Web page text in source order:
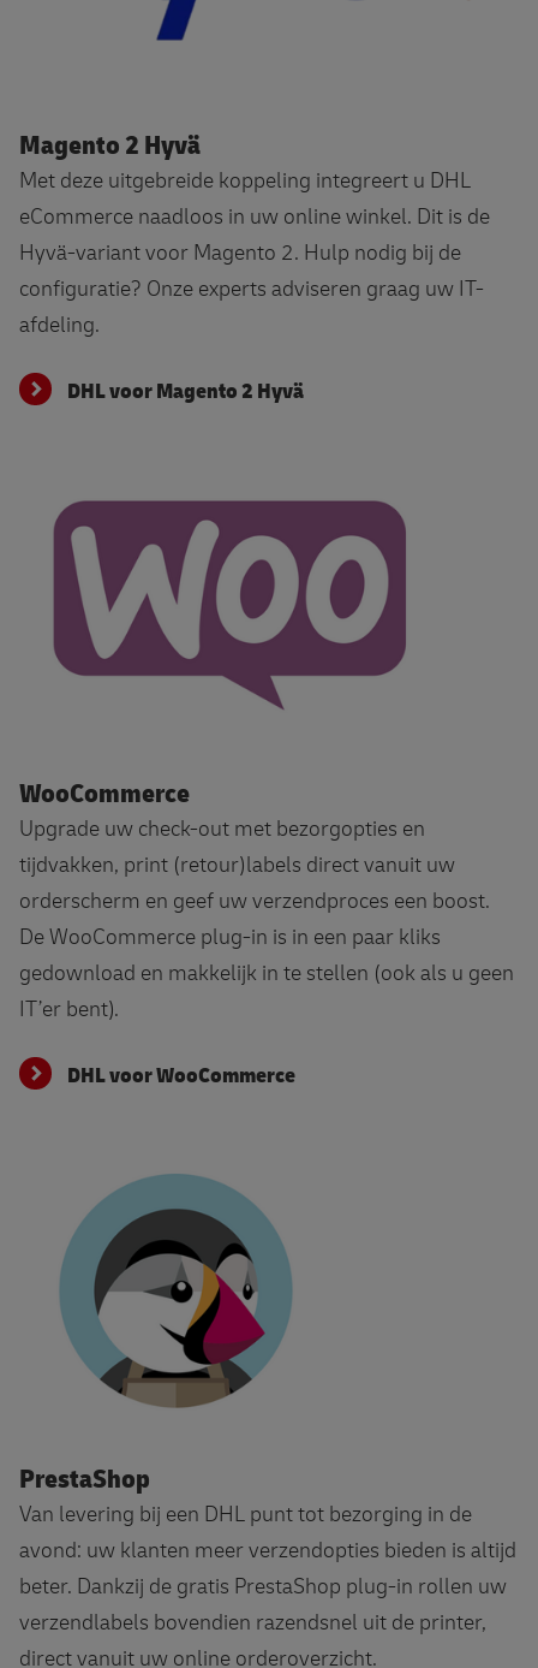
Magento 2 Hyvä
Met deze uitgebreide koppeling integreert u DHL
eCommerce naadloos in uw online winkel. Dit is de
Hyvä-variant voor Magento 2. Hulp nodig bij de
configuratie? Onze experts adviseren graag uw IT-
afdeling.
DHL voor Magento 2 Hyvä
WooCommerce
Upgrade uw check-out met bezorgopties en
tijdvakken, print (retour)labels direct vanuit uw
orderscherm en geef uw verzendproces een boost.
De WooCommerce plug-in is in een paar kliks
gedownload en makkelijk in te stellen (ook als u geen
IT’er bent).
DHL voor WooCommerce
PrestaShop
Van levering bij een DHL punt tot bezorging in de
avond: uw klanten meer verzendopties bieden is altijd
beter. Dankzij de gratis PrestaShop plug-in rollen uw
verzendlabels bovendien razendsnel uit de printer,
direct vanuit uw online orderoverzicht.